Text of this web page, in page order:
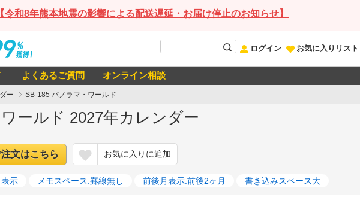
令和8年熊本地震の影響による配送遅延・お届け停止のお知らせ】
ログイン お気に入りリスト
よくあるご質問 オンライン相談
ー SB-185 パノラマ・ワールド
ールド 2027年カレンダー
文はこちら お気に入りに追加
示 メモスペース:罫線無し 前後月表示:前後2ヶ月 書き込みスペース大